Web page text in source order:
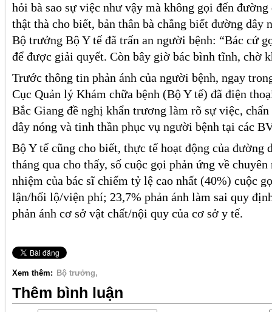
hỏi bà sao sự việc như vậy mà không gọi đến
thật thà cho biết, bản thân bà chẳng biết đường dây
Bộ trưởng Bộ Y tế đã trấn an người bệnh: “Bác cứ
để được giải quyết. Còn bây giờ bác bình tĩnh, chờ
Trước thông tin phản ánh của người bệnh, ngay
Cục Quản lý Khám chữa bệnh (Bộ Y tế) đã điện
Bắc Giang đề nghị khẩn trương làm rõ sự việc,
dây nóng và tinh thần phục vụ người bệnh tại các
Bộ Y tế cũng cho biết, thực tế hoạt động của đường
tháng qua cho thấy, số cuộc gọi phản ứng về
nhiệm của bác sĩ chiếm tỷ lệ cao nhất (40%) cuộc
lận/hối lộ/viện phí; 23,7% phản ánh làm sai quy
phản ánh cơ sở vật chất/nội quy của cơ sở y tế.
Xem thêm: Bộ trưởng
Thêm bình luận